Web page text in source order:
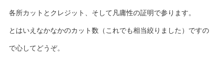
各所カットとクレジット、そして凡庸性の証明で参ります。
とはいえなかなかのカット数（これでも相当絞りました）ですの
で心してどうぞ。